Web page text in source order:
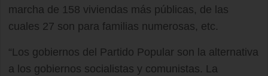
marcha de 158 viviendas más públicas, de las
cuales 27 son para familias numerosas, etc.
“Los gobiernos del Partido Popular son la alternativa
a los gobiernos socialistas y comunistas. La